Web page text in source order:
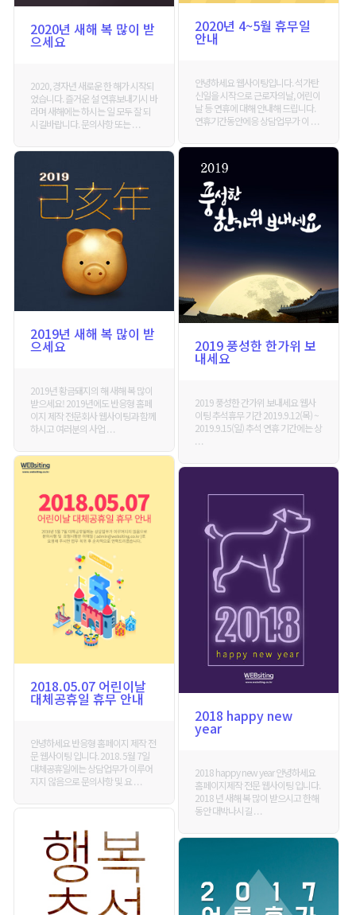
2020년 4~5월 휴무일
안내
안녕하세요 웹사이팅입니다. 석가탄
신일을 시작으로 근로자의날, 어린이
날 등 연휴에 대해 안내해 드립니다.
연휴기간동안에응 상담업무가 이 . . .
2020년 새해 복 많이 받
으세요
2020, 경자년 새로운 한 해가 시작되
었습니다. 즐거운 설 연휴보내기시 바
라며 새해에는 하시는 일 모두 잘 되
시길바랍니다. 문의사항 또는 . . .
2019 풍성한 한가위 보
내세요
2019 풍성한 간가위 보내세요 웹사
이팅 추석휴무 기간 2019.9.12(목) ~
2019.9.15(일) 추석 연휴 기간에는 상
. . .
2019년 새해 복 많이 받
으세요
2019년 황금돼지의 해 새해 복 많이
받으세요! 2019년에도 반응형 홈페
이지 제작 전문회사 웹사이팅과 함께
하시고 여러분의 사업 . . .
2018.05.07 어린이날
대체공휴일 휴무 안내
안녕하세요 반응형 홈페이지 제작 전
문 웹사이팅 입니다. 2018. 5월 7일
대체공휴일에는 상담업무가 이루어
지지 않음으로 문의사항 및 요 . . .
2018 happy new
year
2018 happy new year 안녕하세요
홈페이지제작 전문 웹사이팅 입니다.
2018 년 새해 복 많이 받으시고 한해
동안 대박나시길 . . .